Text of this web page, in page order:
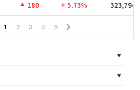
180 + 5.73% 323,794
1 2 3 4 5